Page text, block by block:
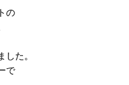
の
た。
で